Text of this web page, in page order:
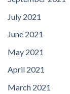
July 2021
June 2021
May 2021
April 2021
March 2021